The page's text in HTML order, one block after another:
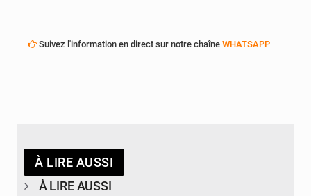
Suivez l'information en direct sur notre chaîne WHATSAPP
À LIRE AUSSI
À LIRE AUSSI